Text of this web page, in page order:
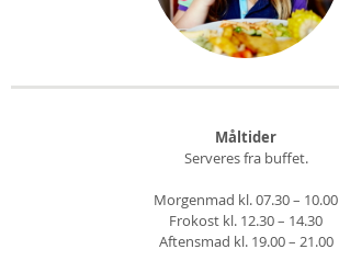
Måltider
Serveres fra buffet.
Morgenmad kl. 07.30 – 10.00
Frokost kl. 12.30 – 14.30
Aftensmad kl. 19.00 – 21.00